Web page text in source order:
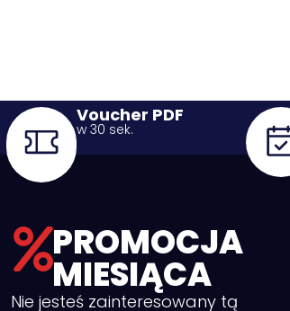
Voucher PDF
w 30 sek.
PROMOCJA
MIESIĄCA
Nie jesteś zainteresowany tą